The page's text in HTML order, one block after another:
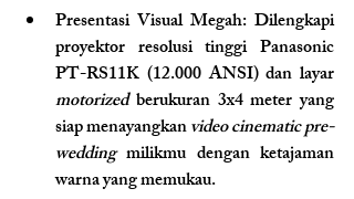
Presentasi Visual Megah: Dilengkapi
proyektor resolusi tinggi Panasonic
motorized berukuran 3x4 meter yang
siap menayangkan video cinematic pre-
wedding milikmu dengan ketajaman
warna yang memukau.